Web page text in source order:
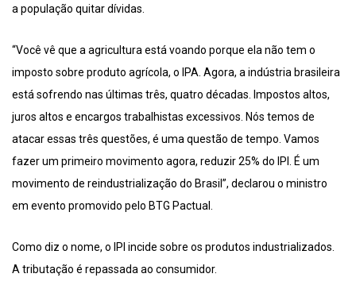
a população quitar dívidas.
“Você vê que a agricultura está voando porque ela não tem o
imposto sobre produto agrícola, o IPA. Agora, a indústria brasileira
está sofrendo nas últimas três, quatro décadas. Impostos altos,
juros altos e encargos trabalhistas excessivos. Nós temos de
atacar essas três questões, é uma questão de tempo. Vamos
fazer um primeiro movimento agora, reduzir 25% do IPI. É um
movimento de reindustrialização do Brasil”, declarou o ministro
em evento promovido pelo BTG Pactual.
Como diz o nome, o IPI incide sobre os produtos industrializados.
A tributação é repassada ao consumidor.